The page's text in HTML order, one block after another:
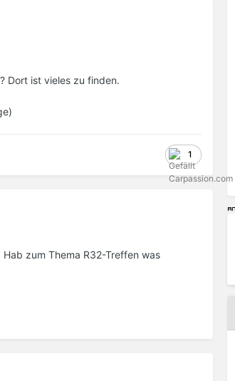
Dort ist vieles zu finden.
1
zum Thema R32-Treffen was